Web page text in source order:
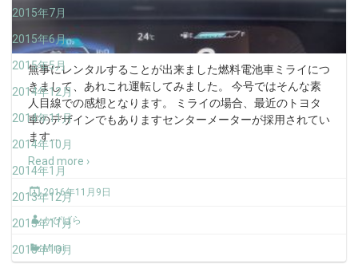
2015年7月
2015年6月
2015年5月
2014年12月
2014年11月
2014年10月
2014年1月
2013年12月
2013年11月
2013年10月
無事にレンタルすることが出来ました燃料電池車ミライにつ
きまして、あれこれ運転してみました。 今号ではそんな素
人目線での感想となります。 ミライの場合、最近のトヨタ
車のデザインでもありますセンターメーターが採用されてい
ます
Read more ›
2016年11月9日
かぴばら
MIrai